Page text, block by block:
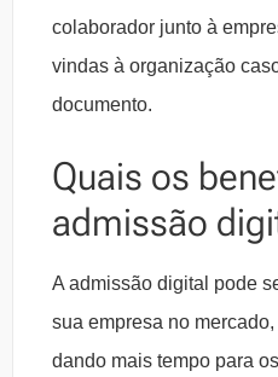
colaborador junto à
vindas à organização
documento.
Quais os
admissão
A admissão digital pode
sua empresa no
dando mais tempo para